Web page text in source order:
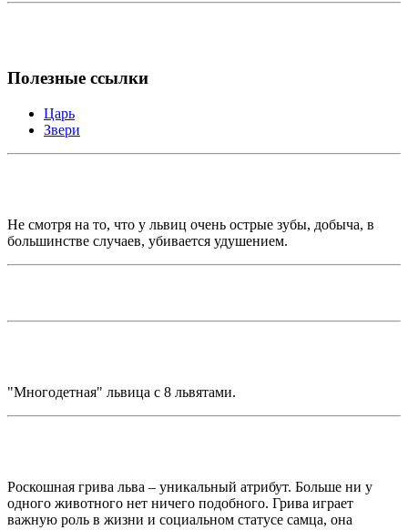
Полезные ссылки
Царь
Звери
Не смотря на то, что у львиц очень острые зубы, добыча, в
большинстве случаев, убивается удушением.
"Многодетная" львица с 8 львятами.
Роскошная грива льва – уникальный атрибут. Больше ни у
одного животного нет ничего подобного. Грива играет
важную роль в жизни и социальном статусе самца, она